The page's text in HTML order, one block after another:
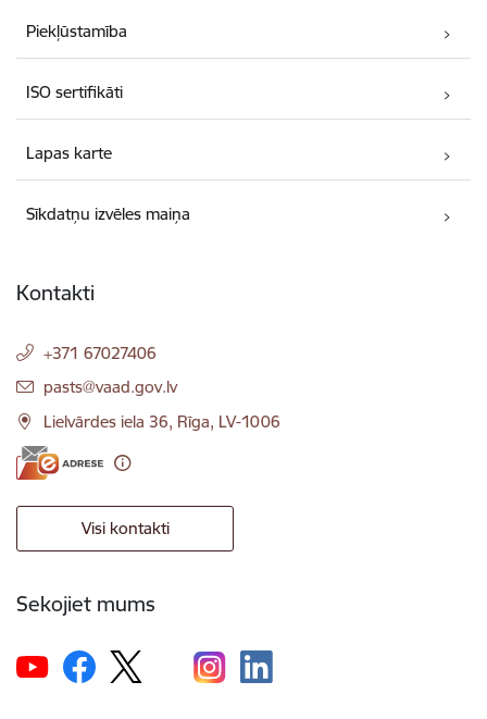
Piekļūstamība
ISO sertifikāti
Lapas karte
Sīkdatņu izvēles maiņa
Kontakti
+371 67027406
E-pasts:
pasts@vaad.gov.lv
Lielvārdes iela 36, Rīga, LV-1006
Visi kontakti
Sekojiet mums